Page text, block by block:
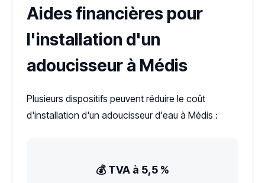
Aides financières pour
l'installation d'un
adoucisseur à Médis
Plusieurs dispositifs peuvent réduire le coût
d'installation d'un adoucisseur d'eau à Médis :
💰 TVA à 5,5 %